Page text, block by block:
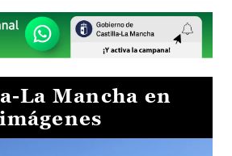
La Mancha en
imágenes